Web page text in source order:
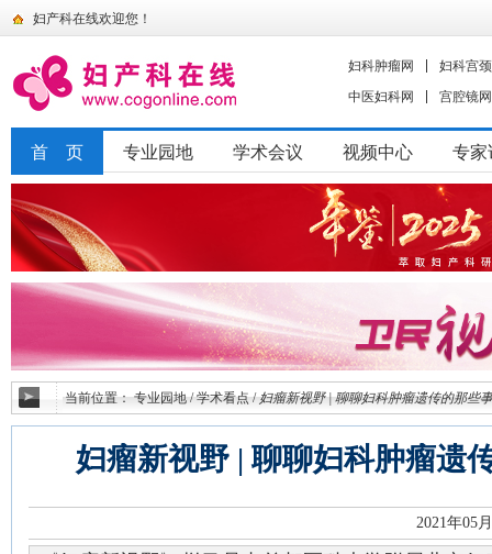
妇产科在线欢迎您！
妇科肿瘤网
妇科宫
中医妇科网
宫腔镜网
首 页 专业园地 学术会议 视频中心 专家
当前位置：专业园地 / 学术看点 / 妇瘤新视野 | 聊聊妇科肿瘤遗传的那些
妇瘤新视野 | 聊聊妇科肿瘤遗
2021年05